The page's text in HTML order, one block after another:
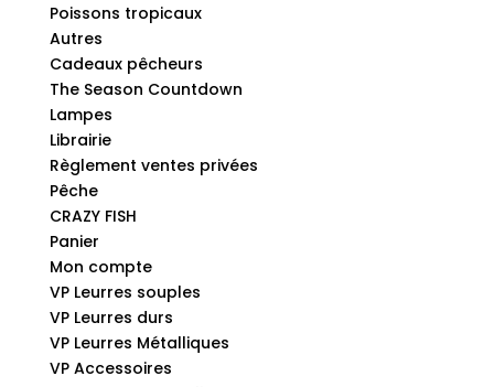
Poissons tropicaux
Autres
Cadeaux pêcheurs
The Season Countdown
Lampes
Librairie
Règlement ventes privées
Pêche
CRAZY FISH
Panier
Mon compte
VP Leurres souples
VP Leurres durs
VP Leurres Métalliques
VP Accessoires